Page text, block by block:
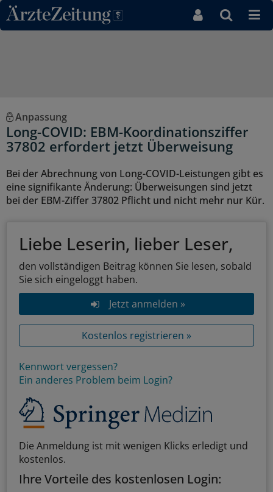
Direkt zum Inhaltsbereich
Anpassung
Long-COVID: EBM-Koordinationsziffer
37802 erfordert jetzt Überweisung
Bei der Abrechnung von Long-COVID-Leistungen gibt es
eine signifikante Änderung: Überweisungen sind jetzt
bei der EBM-Ziffer 37802 Pflicht und nicht mehr nur Kür.
Liebe Leserin, lieber Leser,
den vollständigen Beitrag können Sie lesen, sobald
Sie sich eingeloggt haben.
Jetzt anmelden »
Kostenlos registrieren »
Kennwort vergessen?
Ein anderes Problem beim Login?
Die Anmeldung ist mit wenigen Klicks erledigt und
kostenlos.
Ihre Vorteile des kostenlosen Login: